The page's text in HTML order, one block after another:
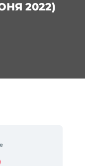
2022)